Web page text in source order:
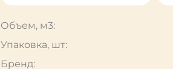
Объем, м3:
Упаковка, шт:
Бренд: